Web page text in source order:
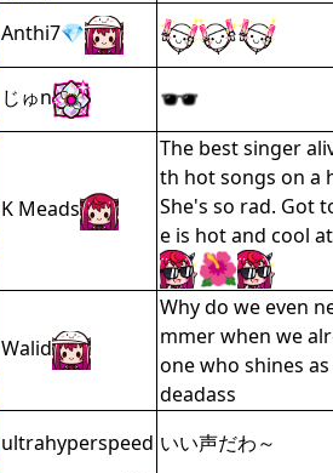
Anthi7💎
じゅn
K Meads
The best singer
th hot songs on a
She's so rad. Got
e is hot and cool
Walid
Why do we even
mmer when we
one who shines
deadass
ultrahyperspeed いい声だわ～